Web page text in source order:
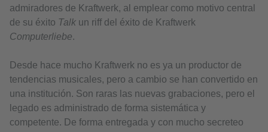
admiradores de Kraftwerk, al emplear como motivo central
de su éxito Talk un riff del éxito de Kraftwerk
Computerliebe.
Desde hace mucho Kraftwerk no es ya un productor de
tendencias musicales, pero a cambio se han convertido en
una institución. Son raras las nuevas grabaciones, pero el
legado es administrado de forma sistemática y
competente. De forma entregada y con mucho secreteo